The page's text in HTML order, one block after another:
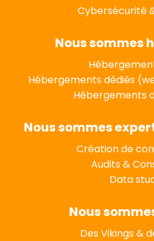
Cybersécurité
Nous sommes
Hébergements dédiés
Hébergements
Nous sommes
Création de
Audits &
Data
Nous
Des Vikings &